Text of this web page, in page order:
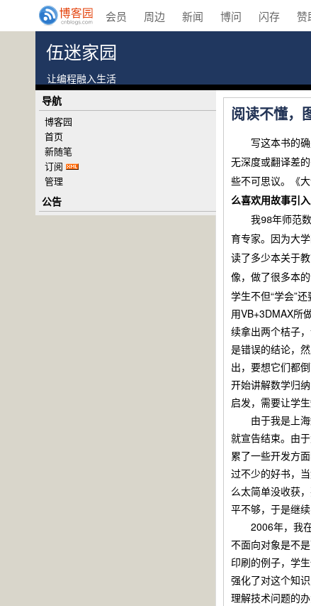
会员 周边 新闻 博问 闪存 赞
伍迷家园
让编程融入生活
阅读不懂，
写这本书的确是
无深度或翻译差
些不可思议。《
么喜欢用故事引
我98年师范数
育专家。因为大
读了多少本关于
像，做了很多本
学生不但“学会”
用VB+3DMAX所
续拿出两个桔子
是错误的结论，
出，要想它们都
开始讲解数学归
启发，需要让学生
由于我是上海
就宣告结束。由
累了一些开发方
过不少的好书，
么太简单没收获
平不够，于是继
2006年，我在
不面向对象是不
印刷的例子，学
强化了对这个知
理解技术问题的
导航
博客园
首页
新随笔
订阅
管理
公告